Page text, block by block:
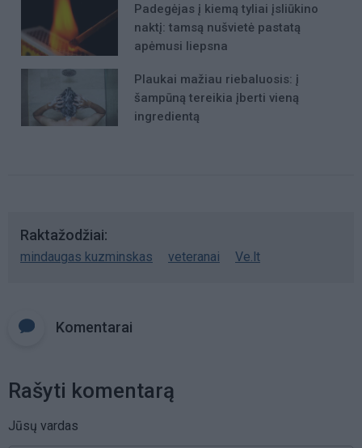
Padegėjas į kiemą tyliai įsliūkino
naktį: tamsą nušvietė pastatą
apėmusi liepsna
Plaukai mažiau riebaluosis: į
šampūną tereikia įberti vieną
ingredientą
Raktažodžiai
mindaugas kuzminskas veteranai Ve.lt
Komentarai
Rašyti komentarą
Jūsų vardas